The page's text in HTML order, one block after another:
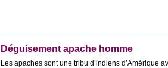
Déguisement apache homme
Les apaches sont une tribu d’indiens d’Amérique